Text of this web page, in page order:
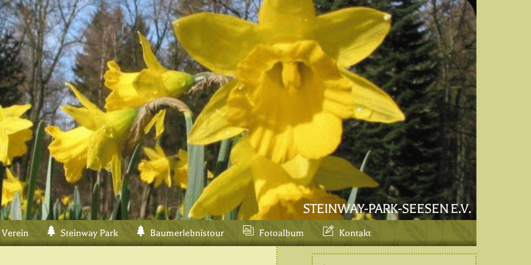
STEINWAY-PARK-SEESEN E.V.
Steinway Park Baumerlebnistour Fotoalbum Kontakt